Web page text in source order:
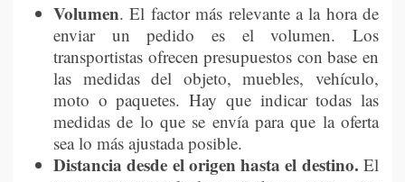
Volumen. El factor más relevante a la hora de
enviar un pedido es el volumen. Los
transportistas ofrecen presupuestos con base en
las medidas del objeto, muebles, vehículo,
moto o paquetes. Hay que indicar todas las
medidas de lo que se envía para que la oferta
sea lo más ajustada posible.
Distancia desde el origen hasta el destino. El